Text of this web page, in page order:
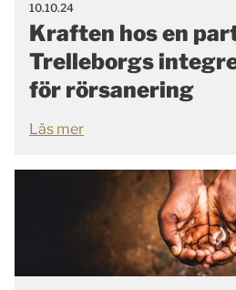
10.10.24
Kraften hos en
Trelleborgs
för rörsanering
Läs mer